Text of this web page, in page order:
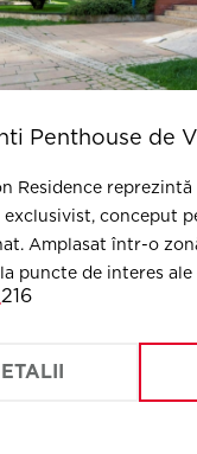
Penthouse de
Residence
conceput
Amplasat într-o
puncte de interes ale
si intimitate.
216